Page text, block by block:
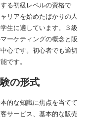
る初級レベルの資格で
リアを始めたばかりの人
生に適しています。３級
ーケティングの概念と販
心です。初心者でも適切
です。
の形式
的な知識に焦点を当てて
サービス、基本的な販売